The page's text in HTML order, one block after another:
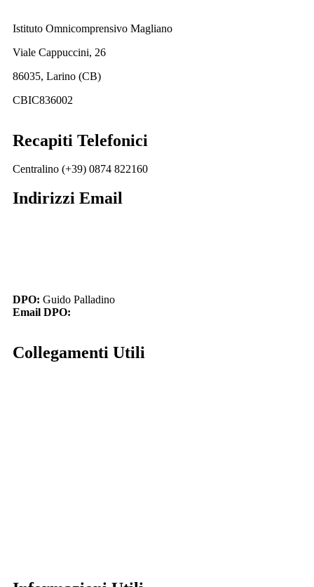
Istituto Omnicomprensivo Magliano
Viale Cappuccini, 26
86035, Larino (CB)
CBIC836002
Recapiti Telefonici
Centralino (+39) 0874 822160
Indirizzi Email
DPO: Guido Palladino
Email DPO:
Collegamenti Utili